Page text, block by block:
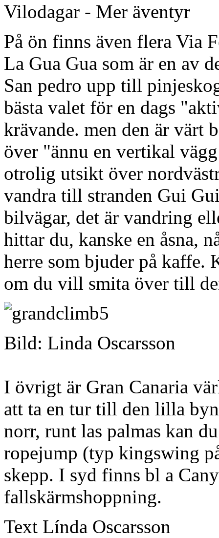
Vilodagar - Mer äventyr
På ön finns även flera Via
La Gua Gua som är en av
San pedro upp till
bästa valet för en dags
krävande. men den är värt
över "ännu en vertikal
otrolig utsikt över
vandra till stranden Gui
bilvägar, det är vandring
hittar du, kanske en åsna,
herre som bjuder på kaffe.
om du vill smita över till
Bild: Linda Oscarsson
I övrigt är Gran Canaria
att ta en tur till den lilla
norr, runt las palmas kan
ropejump (typ kingswing
skepp. I syd finns bl a
fallskärmshoppning.
Text Línda Oscarsson